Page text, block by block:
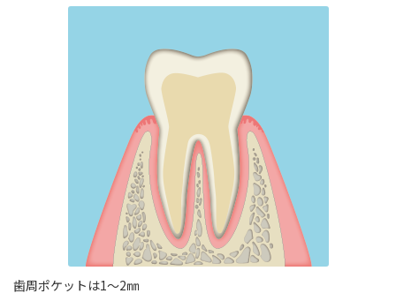
歯周ポケットは1～2㎜